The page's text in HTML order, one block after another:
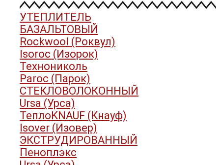
УТЕПЛИТЕЛЬ
БАЗАЛЬТОВЫЙ
Rockwool (Роквул)
Isoroc (Изорок)
Технониколь
Paroc (Парок)
СТЕКЛОВОЛОКОННЫЙ
Ursa (Урса)
ТеплоKNAUF (Кнауф)
Isover (Изовер)
ЭКСТРУДИРОВАННЫЙ
Пеноплэкс